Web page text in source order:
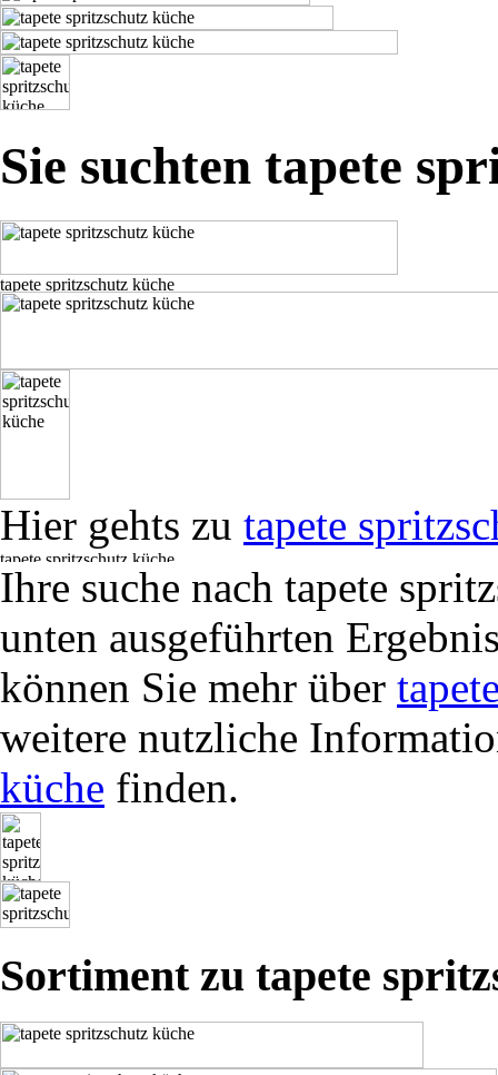
Sie suchten tapete
Hier gehts zu tapete
Ihre suche nach tapete
unten ausgeführten
können Sie mehr über
weitere nutzliche
küche finden.
Sortiment zu tapete